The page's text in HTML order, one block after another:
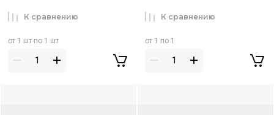
от 1 шт по 1 шт
К сравнению
от 1 по 1
К сравнению